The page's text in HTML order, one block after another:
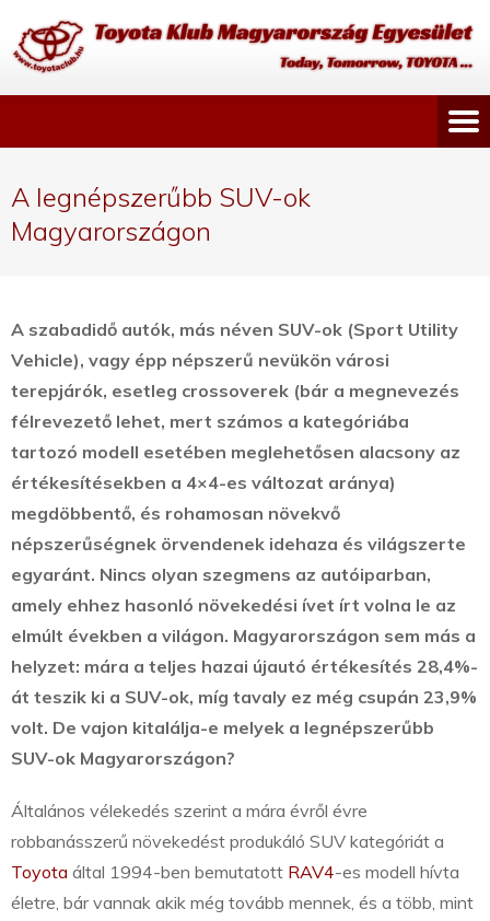
A legnépszerűbb SUV-ok
Magyarországon
A szabadidő autók, más néven SUV-ok (Sport Utility
Vehicle), vagy épp népszerű nevükön városi
terepjárók, esetleg crossoverek (bár a megnevezés
félrevezető lehet, mert számos a kategóriába
tartozó modell esetében meglehetősen alacsony az
értékesítésekben a 4×4-es változat aránya)
megdöbbentő, és rohamosan növekvő
népszerűségnek örvendenek idehaza és világszerte
egyaránt. Nincs olyan szegmens az autóiparban,
amely ehhez hasonló növekedési ívet írt volna le az
elmúlt években a világon. Magyarországon sem más a
helyzet: mára a teljes hazai újautó értékesítés 28,4%-
át teszik ki a SUV-ok, míg tavaly ez még csupán 23,9%
volt. De vajon kitalálja-e melyek a legnépszerűbb
SUV-ok Magyarországon?
Általános vélekedés szerint a mára évről évre
robbanásszerű növekedést produkáló SUV kategóriát a
Toyota által 1994-ben bemutatott RAV4-es modell hívta
életre, bár vannak akik még tovább mennek, és a több, mint